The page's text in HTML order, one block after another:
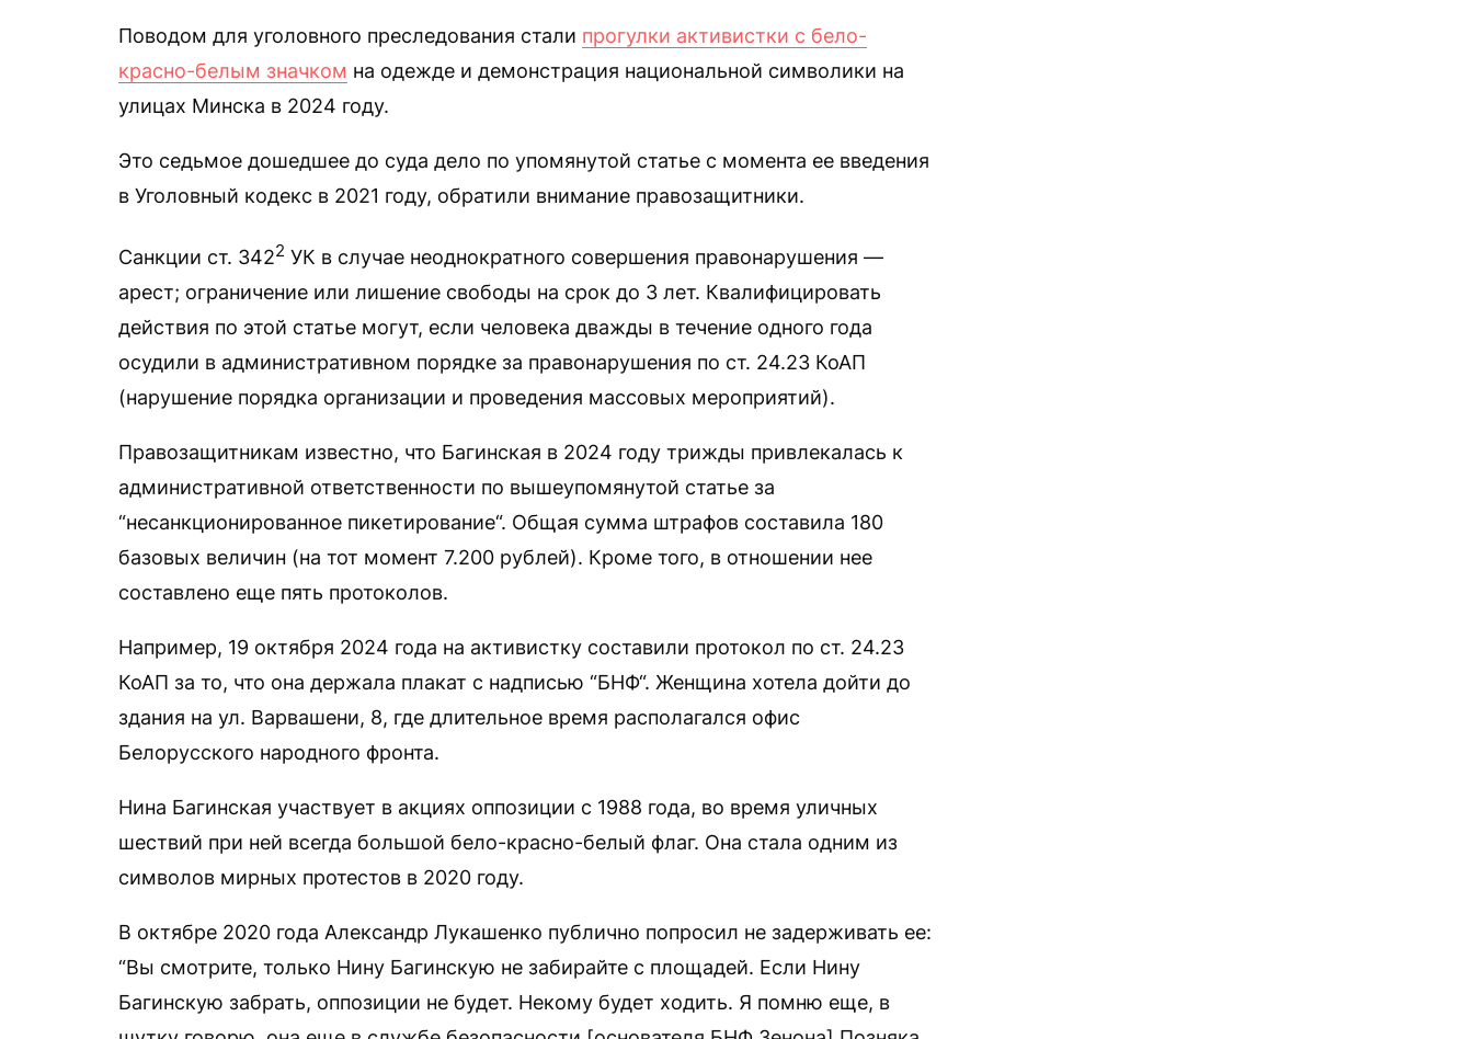
Поводом для уголовного преследования стали прогулки активистки с бело-
красно-белым значком на одежде и демонстрация национальной символики на
улицах Минска в 2024 году.
Это седьмое дошедшее до суда дело по упомянутой статье с момента ее введения
в Уголовный кодекс в 2021 году, обратили внимание правозащитники.
Санкции ст. 3422 УК в случае неоднократного совершения правонарушения —
арест; ограничение или лишение свободы на срок до 3 лет. Квалифицировать
действия по этой статье могут, если человека дважды в течение одного года
осудили в административном порядке за правонарушения по ст. 24.23 КоАП
(нарушение порядка организации и проведения массовых мероприятий).
Правозащитникам известно, что Багинская в 2024 году трижды привлекалась к
административной ответственности по вышеупомянутой статье за
“несанкционированное пикетирование“. Общая сумма штрафов составила 180
базовых величин (на тот момент 7.200 рублей). Кроме того, в отношении нее
составлено еще пять протоколов.
Например, 19 октября 2024 года на активистку составили протокол по ст. 24.23
КоАП за то, что она держала плакат с надписью “БНФ“. Женщина хотела дойти до
здания на ул. Варвашени, 8, где длительное время располагался офис
Белорусского народного фронта.
Нина Багинская участвует в акциях оппозиции с 1988 года, во время уличных
шествий при ней всегда большой бело-красно-белый флаг. Она стала одним из
символов мирных протестов в 2020 году.
В октябре 2020 года Александр Лукашенко публично попросил не задерживать ее:
“Вы смотрите, только Нину Багинскую не забирайте с площадей. Если Нину
Багинскую забрать, оппозиции не будет. Некому будет ходить. Я помню еще, в